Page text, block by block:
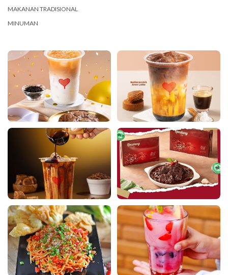
MAKANAN TRADISIONAL
MINUMAN